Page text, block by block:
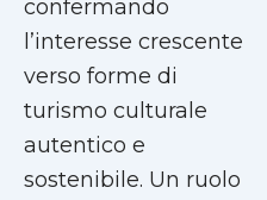
confermando
l’interesse crescente
verso forme di
turismo culturale
autentico e
sostenibile. Un ruolo